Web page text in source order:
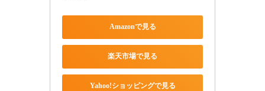
Amazonで見る
楽天市場で見る
Yahoo!ショッピングで見る